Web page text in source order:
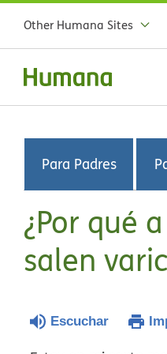
Other Humana Sites
Para Padres
¿Por qué
salen
Escuchar